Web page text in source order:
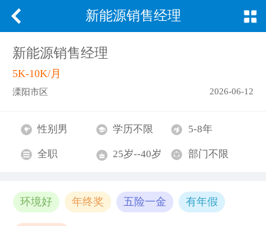
新能源销售经理
新能源销售经理
5K-10K/月
溧阳市区 2026-06-12
性别男 学历不限 5-8年
全职 25岁--40岁 部门不限
环境好 年终奖 五险一金 有年假